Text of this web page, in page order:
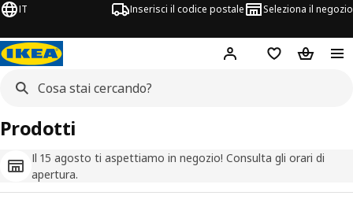
IT Inserisci il codice postale Seleziona il negozio
Hej! AccediLista deiCarrello
Il 15 agosto ti aspettiamo in negozio! Consulta gli orari di
apertura.
Prodotti